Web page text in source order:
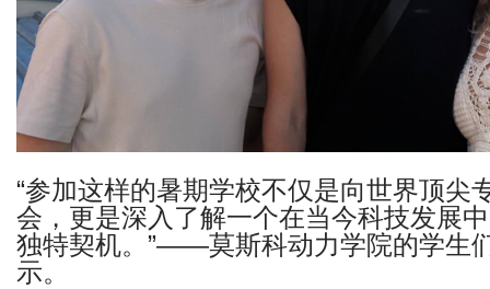
“参加这样的暑期学校不仅是向世界顶尖
会，更是深入了解一个在当今科技发展
独特契机。”——莫斯科动力学院的学生
示。